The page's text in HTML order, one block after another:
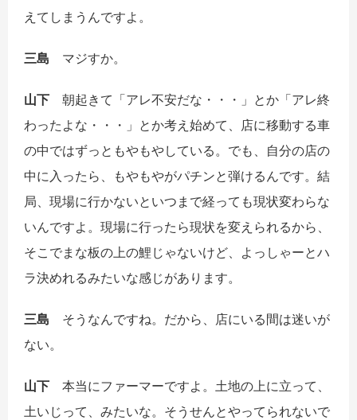
えてしまうんですよ。
三島 マジすか。
山下 朝起きて「アレ不安だな・・・」とか「アレ終
わったよな・・・」とか考え始めて、店に移動する車
の中ではずっともやもやしている。でも、自分の店の
中に入ったら、もやもやがパチンと弾けるんです。結
局、現場に行かないといつまで経っても現状変わらな
いんですよ。現場に行ったら現状を変えられるから、
そこでまな板の上の鯉じゃないけど、よっしゃーとハ
ラ決めれるみたいな感じがあります。
三島 そうなんですね。だから、店にいる間は迷いが
ない。
山下 本当にファーマーですよ。土地の上に立って、
土いじって、みたいな。そうせんとやってられないで